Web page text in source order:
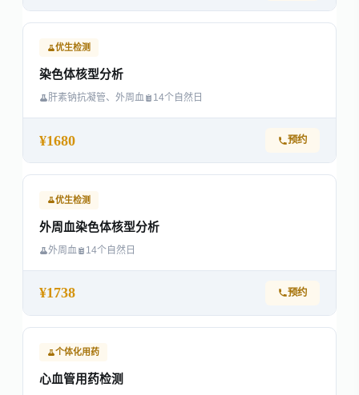
优生检测
染色体核型分析
肝素钠抗凝管、外周血 14个自然日
¥1680 预约
优生检测
外周血染色体核型分析
外周血 14个自然日
¥1738 预约
个体化用药
心血管用药检测